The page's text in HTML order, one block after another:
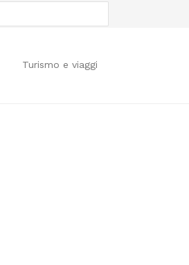
Turismo e viaggi